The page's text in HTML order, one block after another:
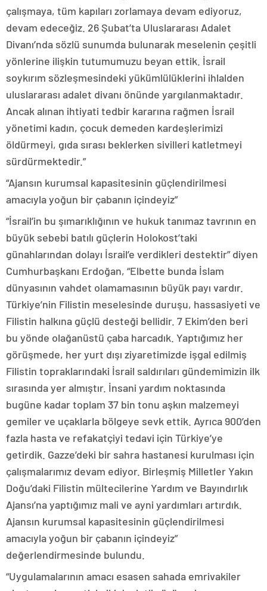
çalışmaya, tüm kapıları zorlamaya devam ediyoruz,
devam edeceğiz. 26 Şubat’ta Uluslararası Adalet
Divanı’nda sözlü sunumda bulunarak meselenin çeşitli
yönlerine ilişkin tutumumuzu beyan ettik. İsrail
soykırım sözleşmesindeki yükümlülüklerini ihlalden
uluslararası adalet divanı önünde yargılanmaktadır.
Ancak alınan ihtiyati tedbir kararına rağmen İsrail
yönetimi kadın, çocuk demeden kardeşlerimizi
öldürmeyi, gıda sırası beklerken sivilleri katletmeyi
sürdürmektedir.”
“Ajansın kurumsal kapasitesinin güçlendirilmesi
amacıyla yoğun bir çabanın içindeyiz”
“İsrail’in bu şımarıklığının ve hukuk tanımaz tavrının en
büyük sebebi batılı güçlerin Holokost’taki
günahlarından dolayı İsrail’e verdikleri destektir” diyen
Cumhurbaşkanı Erdoğan, “Elbette bunda İslam
dünyasının vahdet olamamasının büyük payı vardır.
Türkiye’nin Filistin meselesinde duruşu, hassasiyeti ve
Filistin halkına güçlü desteği bellidir. 7 Ekim’den beri
bu yönde olağanüstü çaba harcadık. Yaptığımız her
görüşmede, her yurt dışı ziyaretimizde işgal edilmiş
Filistin topraklarındaki İsrail saldırıları gündemimizin ilk
sırasında yer almıştır. İnsani yardım noktasında
bugüne kadar toplam 37 bin tonu aşkın malzemeyi
gemiler ve uçaklarla bölgeye sevk ettik. Ayrıca 900’den
fazla hasta ve refakatçiyi tedavi için Türkiye’ye
getirdik. Gazze’deki bir sahra hastanesi kurulması için
çalışmalarımız devam ediyor. Birleşmiş Milletler Yakın
Doğu’daki Filistin mültecilerine Yardım ve Bayındırlık
Ajansı’na yaptığımız mali ve ayni yardımları artırdık.
Ajansın kurumsal kapasitesinin güçlendirilmesi
amacıyla yoğun bir çabanın içindeyiz”
değerlendirmesinde bulundu.
“Uygulamalarının amacı esasen sahada emrivakiler